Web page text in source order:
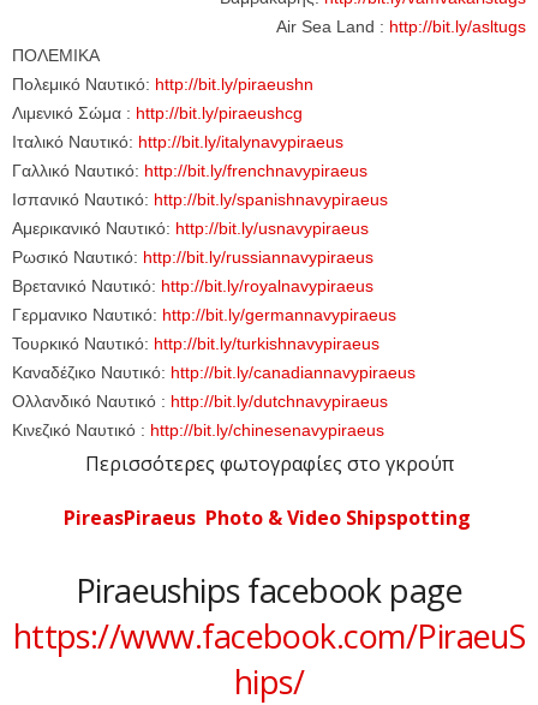
Air Sea Land : http://bit.ly/asltugs
ΠΟΛΕΜΙΚΑ
Πολεμικό Ναυτικό: http://bit.ly/piraeushn
Λιμενικό Σώμα : http://bit.ly/piraeushcg
Ιταλικό Ναυτικό: http://bit.ly/italynavypiraeus
Γαλλικό Ναυτικό: http://bit.ly/frenchnavypiraeus
Ισπανικό Ναυτικό: http://bit.ly/spanishnavypiraeus
Αμερικανικό Ναυτικό: http://bit.ly/usnavypiraeus
Ρωσικό Ναυτικό: http://bit.ly/russiannavypiraeus
Βρετανικό Ναυτικό: http://bit.ly/royalnavypiraeus
Γερμανικο Ναυτικό: http://bit.ly/germannavypiraeus
Τουρκικό Ναυτικό: http://bit.ly/turkishnavypiraeus
Καναδέζικο Ναυτικό: http://bit.ly/canadiannavypiraeus
Ολλανδικό Ναυτικό : http://bit.ly/dutchnavypiraeus
Κινεζικό Ναυτικό : http://bit.ly/chinesenavypiraeus
Περισσότερες φωτογραφίες στο γκρούπ
PireasPiraeus Photo & Video Shipspotting
Piraeuships facebook page
https://www.facebook.com/PiraeuS
hips/